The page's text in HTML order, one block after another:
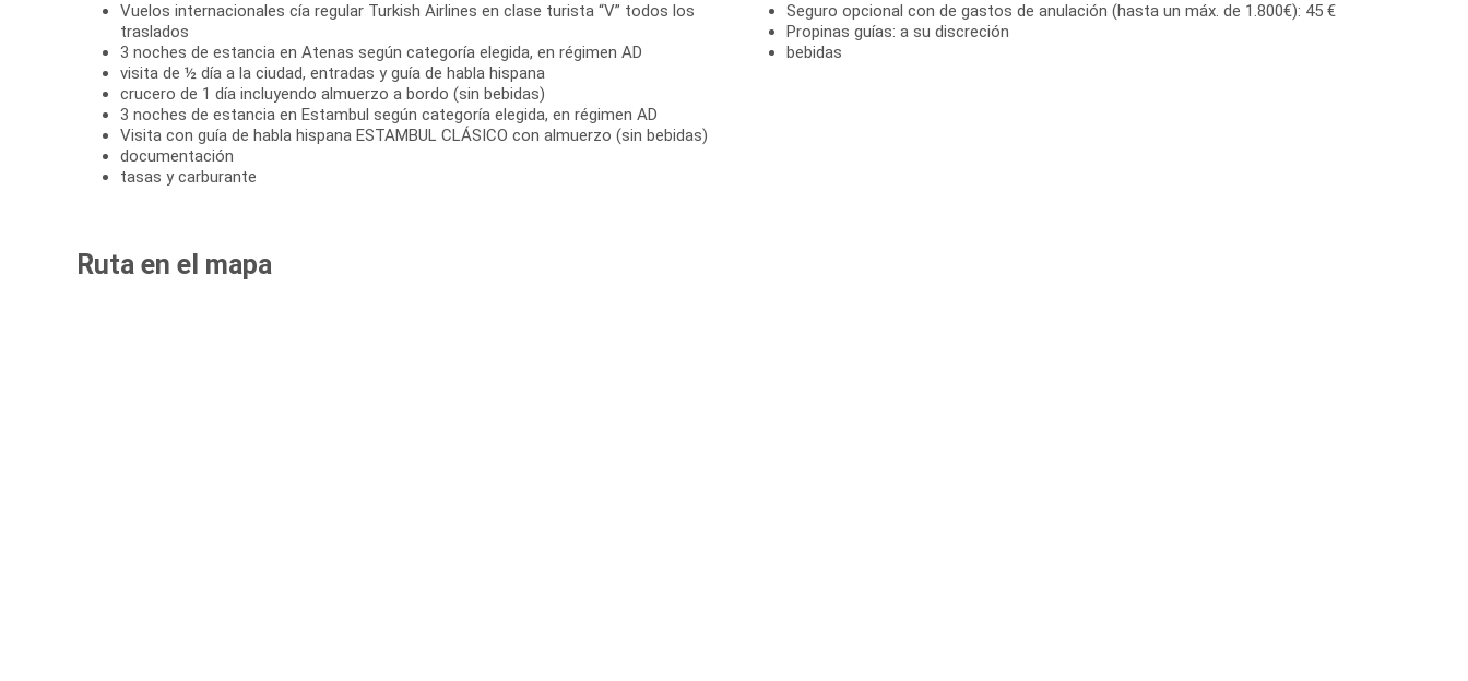
Vuelos internacionales cía regular Turkish Airlines en clase turista “V” todos los
traslados
3 noches de estancia en Atenas según categoría elegida, en régimen AD
visita de ½ día a la ciudad, entradas y guía de habla hispana
crucero de 1 día incluyendo almuerzo a bordo (sin bebidas)
3 noches de estancia en Estambul según categoría elegida, en régimen AD
Visita con guía de habla hispana ESTAMBUL CLÁSICO con almuerzo (sin bebidas)
documentación
tasas y carburante
Seguro opcional con de gastos de anulación (hasta un máx. de 1.800€): 45 €
Propinas guías: a su discreción
bebidas
Ruta en el mapa